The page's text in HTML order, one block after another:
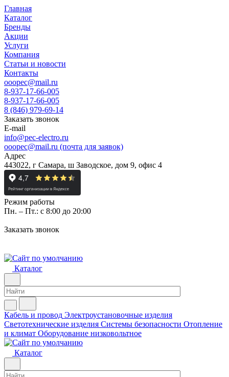
Главная
Каталог
Бренды
Акции
Услуги
Компания
Статьи и новости
Контакты
ooopec@mail.ru
8-937-17-66-005
8-937-17-66-005
8 (846) 979-69-14
Заказать звонок
E-mail
info@pec-electro.ru
ooopec@mail.ru (почта для заявок)
Адрес
443022, г Самара, ш Заводское, дом 9, офис 4
Режим работы
Пн. – Пт.: с 8:00 до 20:00
Заказать звонок
Каталог
Кабель и провод Электроустановочные изделия
Светотехнические изделия Системы безопасности Отопление
и климат Оборудование низковольтное
Каталог